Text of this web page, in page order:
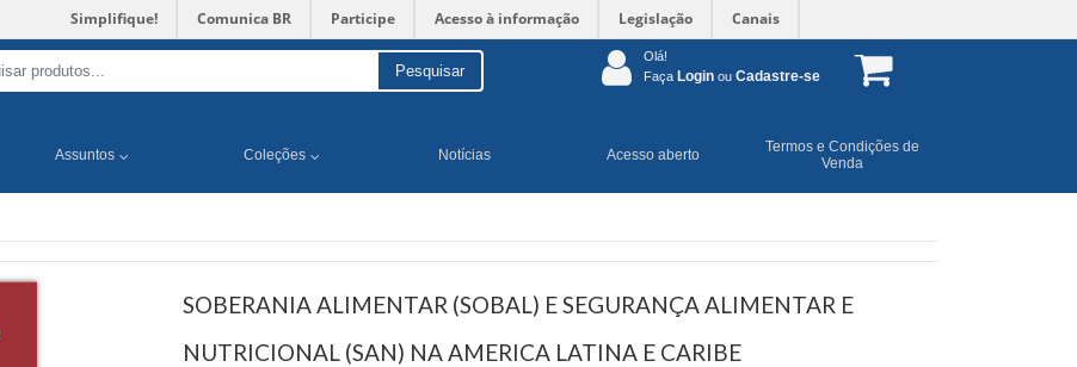
Simplifique! Comunica BR Participe Acesso à informação Legislação Canais
Pesquisar
Olá!
Faça Login ou Cadastre-se
Assuntos Coleções Notícias Acesso aberto
Termos e Condições de
Venda
SOBERANIA ALIMENTAR (SOBAL) E SEGURANÇA ALIMENTAR E
NUTRICIONAL (SAN) NA AMERICA LATINA E CARIBE